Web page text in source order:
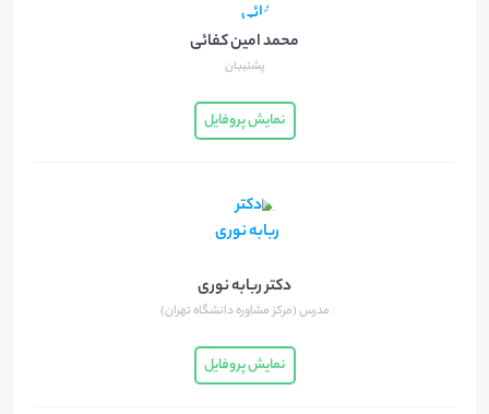
محمد امین کفائی
پشتیبان
نمایش پروفایل
دکتر ربابه نوری
مدرس (مرکز مشاوره دانشگاه تهران)
نمایش پروفایل